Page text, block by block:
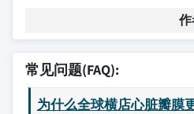
常见问题(FAQ):
为什么全球横店心脏瓣膜